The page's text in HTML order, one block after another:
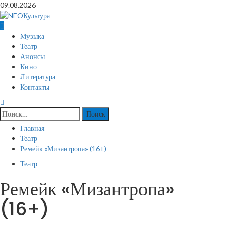
Перейти
к
содержимому
09.08.2026
Основное
меню
Музыка
Театр
Анонсы
Кино
Литература
Контакты
Найти:
Главная
Театр
Ремейк «Мизантропа» (16+)
Театр
Ремейк «Мизантропа»
(16+)